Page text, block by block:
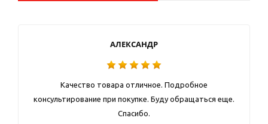
АЛЕКСАНДР
Качество товара отличное. Подробное
консультирование при покупке. Буду обращаться еще.
Спасибо.